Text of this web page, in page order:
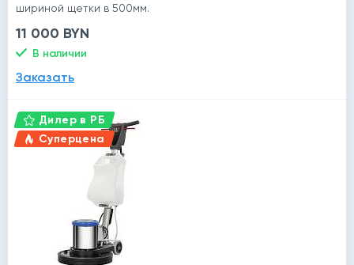
шириной щетки в 500мм.
11 000 BYN
В наличии
Заказать
Дилер в РБ
Суперцена